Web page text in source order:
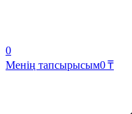
0
Менің тапсырысым0 ₸